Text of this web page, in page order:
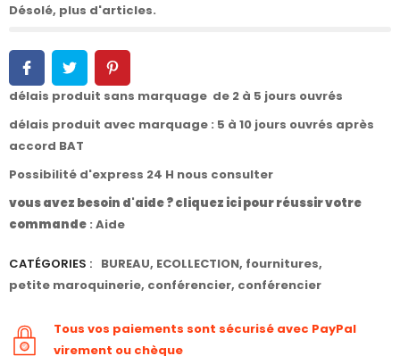
Désolé, plus d'articles.
délais produit sans marquage de 2 à 5 jours ouvrés
délais produit avec marquage : 5 à 10 jours ouvrés après
accord BAT
Possibilité d'express 24 H nous consulter
vous avez besoin d'aide ? cliquez ici pour réussir votre
commande : Aide
CATÉGORIES : BUREAU, ECOLLECTION, fournitures,
petite maroquinerie, conférencier, conférencier
Tous vos paiements sont sécurisé avec PayPal
virement ou chèque